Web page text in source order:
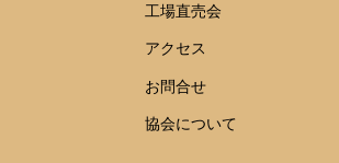
工場直売会
アクセス
お問合せ
協会について